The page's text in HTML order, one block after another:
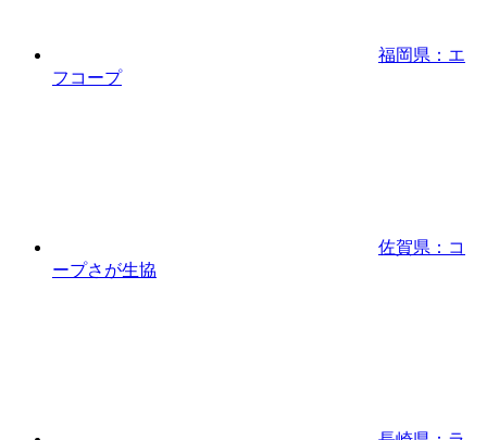
福岡県：エ
フコープ
佐賀県：コ
ープさが生協